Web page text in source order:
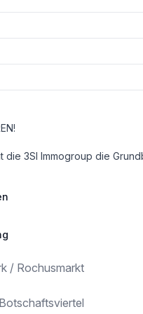
im Rahmen der 3SI Gebühren-Aktion. Alle Details:
mit rund 107 m² Wohnfläche + ca. 7m² Balkon.
mit dem Käufer. So entsteht Ihr ganz persönlicher Wohntraum –
/ Rochusmarkt